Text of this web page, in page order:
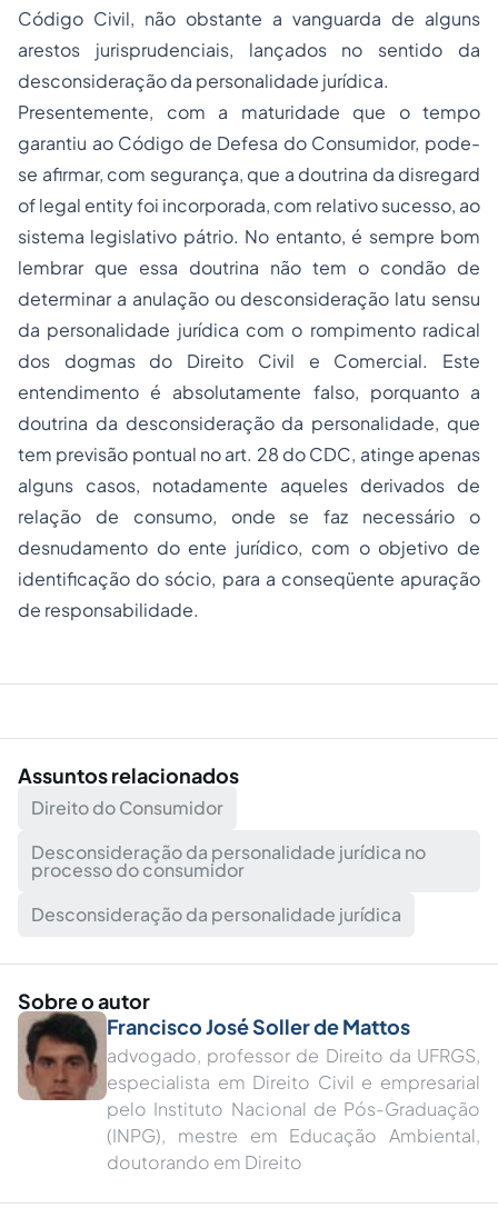
Código Civil, não obstante a vanguarda de alguns
arestos jurisprudenciais, lançados no sentido da
desconsideração da personalidade jurídica.
Presentemente, com a maturidade que o tempo
garantiu ao Código de Defesa do Consumidor, pode-
se afirmar, com segurança, que a doutrina da disregard
of legal entityfoi incorporada, com relativo sucesso, ao
sistema legislativo pátrio. No entanto, é sempre bom
lembrar que essa doutrina não tem o condão de
determinar a anulação ou desconsideração latu sensu
da personalidade jurídica com o rompimento radical
dos dogmas do Direito Civil e Comercial. Este
entendimento é absolutamente falso, porquanto a
doutrina da desconsideração da personalidade, que
tem previsão pontual no art. 28 do CDC, atinge apenas
alguns casos, notadamente aqueles derivados de
relação de consumo, onde se faz necessário o
desnudamento do ente jurídico, com o objetivo de
identificação do sócio, para a conseqüente apuração
de responsabilidade.
Assuntos relacionados
Direito do Consumidor
Desconsideração da personalidade jurídica no
processo do consumidor
Desconsideração da personalidade jurídica
Sobre o autor
Francisco José Soller de Mattos
advogado, professor de Direito da UFRGS,
especialista em Direito Civil e empresarial
pelo Instituto Nacional de Pós-Graduação
(INPG), mestre em Educação Ambiental,
doutorando em Direito